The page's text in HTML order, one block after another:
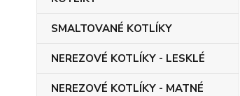
SMALTOVANÉ KOTLÍKY
NEREZOVÉ KOTLÍKY - LESKLÉ
NEREZOVÉ KOTLÍKY - MATNÉ